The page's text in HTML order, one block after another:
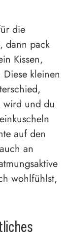
die
dann pack
Kissen,
kleinen
wird und du
auf den
an
wohlfühlst,